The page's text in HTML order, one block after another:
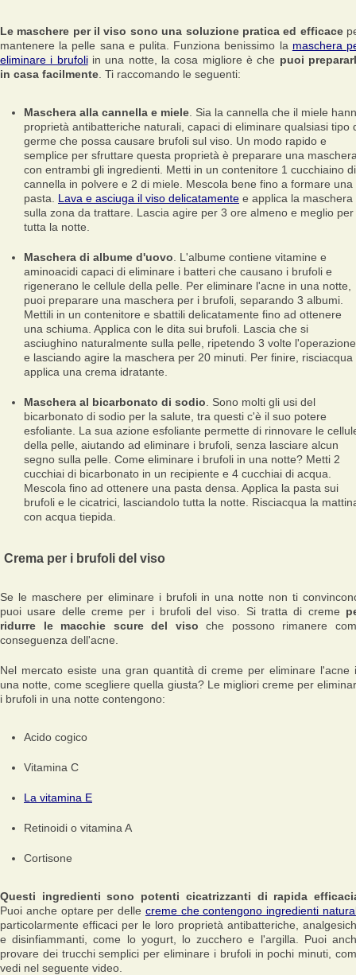
Le maschere per il viso sono una soluzione pratica ed efficace
mantenere la pelle sana e pulita. Funziona benissimo la maschera
eliminare i brufoliin una notte, la cosa migliore è che puoi
in casa facilmente . Ti raccomando le seguenti:
Maschera alla cannella e miele . Sia la cannella che il miele
proprietà antibatteriche naturali, capaci di eliminare qualsiasi tipo
germe che possa causare brufoli sul viso. Un modo rapido e
semplice per sfruttare questa proprietà è preparare una
con entrambi gli ingredienti. Metti in un contenitore 1 cucchiaino di
cannella in polvere e 2 di miele. Mescola bene fino a formare una
pasta. Lava e asciuga il viso delicatamente e applica la maschera
sulla zona da trattare. Lascia agire per 3 ore almeno e meglio per
tutta la notte.
Maschera di albume d'uovo . L'albume contiene vitamine e
aminoacidi capaci di eliminare i batteri che causano i brufoli e
rigenerano le cellule della pelle. Per eliminare l'acne in una notte,
puoi preparare una maschera per i brufoli, separando 3 albumi.
Mettili in un contenitore e sbattili delicatamente fino ad ottenere
una schiuma. Applica con le dita sui brufoli. Lascia che si
asciughino naturalmente sulla pelle, ripetendo 3 volte l'operazione
e lasciando agire la maschera per 20 minuti. Per finire, risciacqua
applica una crema idratante.
Maschera al bicarbonato di sodio . Sono molti gli usi del
bicarbonato di sodio per la salute, tra questi c'è il suo potere
esfoliante. La sua azione esfoliante permette di rinnovare le
della pelle, aiutando ad eliminare i brufoli, senza lasciare alcun
segno sulla pelle. Come eliminare i brufoli in una notte? Metti 2
cucchiai di bicarbonato in un recipiente e 4 cucchiai di acqua.
Mescola fino ad ottenere una pasta densa. Applica la pasta sui
brufoli e le cicatrici, lasciandolo tutta la notte. Risciacqua la
con acqua tiepida.
Crema per i brufoli del viso
Se le maschere per eliminare i brufoli in una notte non ti
puoi usare delle creme per i brufoli del viso. Si tratta di creme
ridurre le macchie scure del viso che possono rimanere
conseguenza dell'acne.
Nel mercato esiste una gran quantità di creme per eliminare l'acne
una notte, come scegliere quella giusta? Le migliori creme per
i brufoli in una notte contengono:
Acido cogico
Vitamina C
La vitamina E
Retinoidi o vitamina A
Cortisone
Questi ingredienti sono potenti cicatrizzanti di rapida
Puoi anche optare per delle creme che contengono ingredienti
particolarmente efficaci per le loro proprietà antibatteriche,
e disinfiammanti, come lo yogurt, lo zucchero e l'argilla. Puoi
provare dei trucchi semplici per eliminare i brufoli in pochi minuti,
vedi nel seguente video.